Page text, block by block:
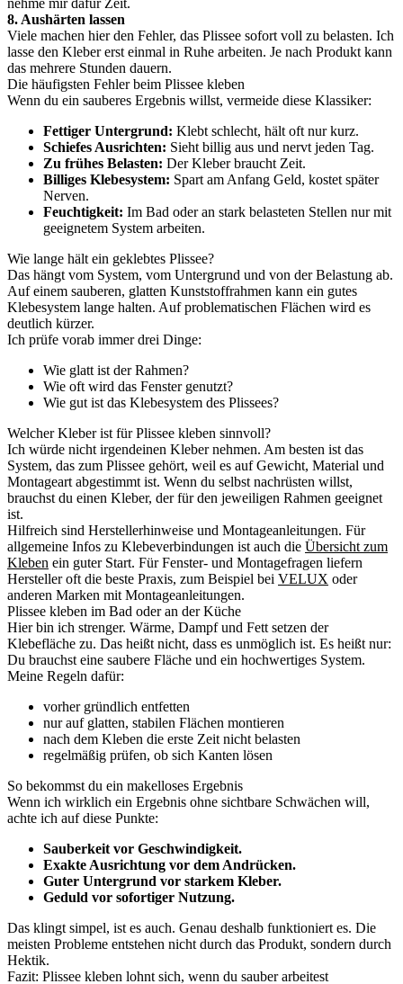
nehme mir dafür Zeit.
8. Aushärten lassen
Viele machen hier den Fehler, das Plissee sofort voll zu belasten. Ich
lasse den Kleber erst einmal in Ruhe arbeiten. Je nach Produkt kann
das mehrere Stunden dauern.
Die häufigsten Fehler beim Plissee kleben
Wenn du ein sauberes Ergebnis willst, vermeide diese Klassiker:
Fettiger Untergrund: Klebt schlecht, hält oft nur kurz.
Schiefes Ausrichten: Sieht billig aus und nervt jeden Tag.
Zu frühes Belasten: Der Kleber braucht Zeit.
Billiges Klebesystem: Spart am Anfang Geld, kostet später
Nerven.
Feuchtigkeit: Im Bad oder an stark belasteten Stellen nur mit
geeignetem System arbeiten.
Wie lange hält ein geklebtes Plissee?
Das hängt vom System, vom Untergrund und von der Belastung ab.
Auf einem sauberen, glatten Kunststoffrahmen kann ein gutes
Klebesystem lange halten. Auf problematischen Flächen wird es
deutlich kürzer.
Ich prüfe vorab immer drei Dinge:
Wie glatt ist der Rahmen?
Wie oft wird das Fenster genutzt?
Wie gut ist das Klebesystem des Plissees?
Welcher Kleber ist für Plissee kleben sinnvoll?
Ich würde nicht irgendeinen Kleber nehmen. Am besten ist das
System, das zum Plissee gehört, weil es auf Gewicht, Material und
Montageart abgestimmt ist. Wenn du selbst nachrüsten willst,
brauchst du einen Kleber, der für den jeweiligen Rahmen geeignet
ist.
Hilfreich sind Herstellerhinweise und Montageanleitungen. Für
allgemeine Infos zu Klebeverbindungen ist auch die Übersicht zum
Kleben ein guter Start. Für Fenster- und Montagefragen liefern
Hersteller oft die beste Praxis, zum Beispiel bei VELUX oder
anderen Marken mit Montageanleitungen.
Plissee kleben im Bad oder an der Küche
Hier bin ich strenger. Wärme, Dampf und Fett setzen der
Klebefläche zu. Das heißt nicht, dass es unmöglich ist. Es heißt nur:
Du brauchst eine saubere Fläche und ein hochwertiges System.
Meine Regeln dafür:
vorher gründlich entfetten
nur auf glatten, stabilen Flächen montieren
nach dem Kleben die erste Zeit nicht belasten
regelmäßig prüfen, ob sich Kanten lösen
So bekommst du ein makelloses Ergebnis
Wenn ich wirklich ein Ergebnis ohne sichtbare Schwächen will,
achte ich auf diese Punkte:
Sauberkeit vor Geschwindigkeit.
Exakte Ausrichtung vor dem Andrücken.
Guter Untergrund vor starkem Kleber.
Geduld vor sofortiger Nutzung.
Das klingt simpel, ist es auch. Genau deshalb funktioniert es. Die
meisten Probleme entstehen nicht durch das Produkt, sondern durch
Hektik.
Fazit: Plissee kleben lohnt sich, wenn du sauber arbeitest